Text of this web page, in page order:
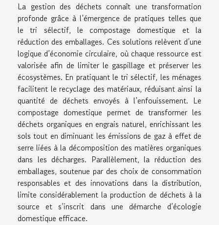
La gestion des déchets connaît une transformation
profonde grâce à l’émergence de pratiques telles que
le tri sélectif, le compostage domestique et la
réduction des emballages. Ces solutions relèvent d’une
logique d’économie circulaire, où chaque ressource est
valorisée afin de limiter le gaspillage et préserver les
écosystèmes. En pratiquant le tri sélectif, les ménages
facilitent le recyclage des matériaux, réduisant ainsi la
quantité de déchets envoyés à l’enfouissement. Le
compostage domestique permet de transformer les
déchets organiques en engrais naturel, enrichissant les
sols tout en diminuant les émissions de gaz à effet de
serre liées à la décomposition des matières organiques
dans les décharges. Parallèlement, la réduction des
emballages, soutenue par des choix de consommation
responsables et des innovations dans la distribution,
limite considérablement la production de déchets à la
source et s’inscrit dans une démarche d’écologie
domestique efficace.